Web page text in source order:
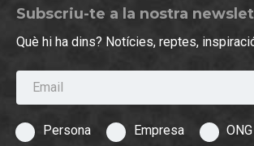
Subscriu-te a la nostra
Què hi ha dins? Notícies, reptes,
Email
Persona Empresa ONG